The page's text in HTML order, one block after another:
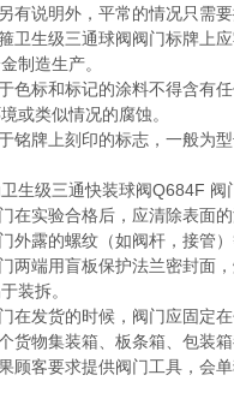
有说明外，平常的情况只需
卫生级三通球阀 阀门标牌上
制造生产。
色标和标记的涂料不得含有
或类似情况的腐蚀。
铭牌上刻印的标志，一般为
生级三通快装球阀Q684F 阀
在实验合格后，应清除表面
外露的螺纹（如阀杆，接管
两端用盲板保护法兰密封面
装拆。
在发货的时候，阀门应固定
货物集装箱、板条箱、包装
顾客要求提供阀门工具，会